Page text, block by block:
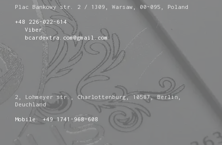
Plac Bankowy str. 2 / 1309, Warsaw, 00-095, Poland
+48 226-022-614
Viber
bcardextra.com@gmail.com
2, Lohmeyer str., Charlottenburg, 10587, Berlin,
Deuchland
Mobile: +49 1741-968-608